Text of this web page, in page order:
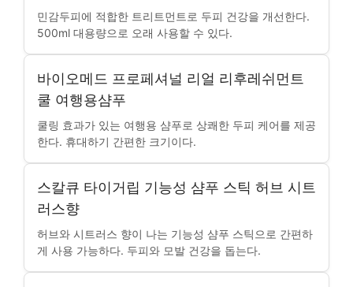
민감두피에 적합한 트리트먼트로 두피 건강을 개선한다.
500ml 대용량으로 오래 사용할 수 있다.
바이오메드 프로페셔널 리얼 리후레쉬먼트
쿨 여행용샴푸
쿨링 효과가 있는 여행용 샴푸로 상쾌한 두피 케어를 제공
한다. 휴대하기 간편한 크기이다.
스칼큐 타이거립 기능성 샴푸 스틱 허브 시트
러스향
허브와 시트러스 향이 나는 기능성 샴푸 스틱으로 간편하
게 사용 가능하다. 두피와 모발 건강을 돕는다.